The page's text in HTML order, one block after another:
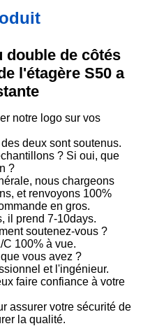
double de côtés
l'étagère S50 a
notre logo sur vos
deux sont soutenus.
? Si oui, que
?
nous chargeons
et renvoyons 100%
en gros.
il prend 7-10days.
soutenez-vous ?
100% à vue.
vous avez ?
et l'ingénieur.
faire confiance à votre
assurer votre sécurité de
la qualité.